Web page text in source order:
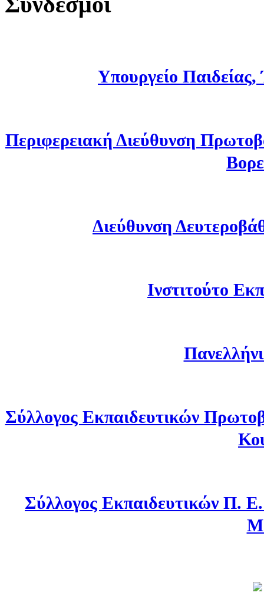
Υπουργείο
Περιφερειακή Διεύθυνση
Διεύθυνση
Ινστιτούτο
Σύλλογος Εκπαιδευτικών
Σύλλογος Εκπαιδευτικών Π.